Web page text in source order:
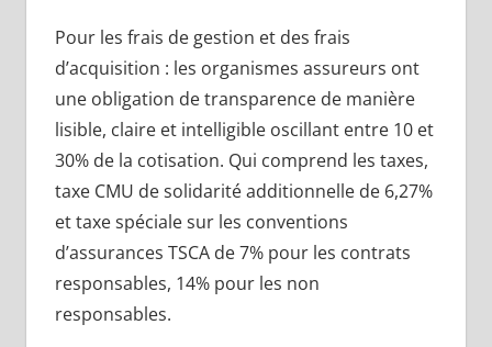
Pour les frais de gestion et des frais
d’acquisition : les organismes assureurs ont
une obligation de transparence de manière
lisible, claire et intelligible oscillant entre 10 et
30% de la cotisation. Qui comprend les taxes,
taxe CMU de solidarité additionnelle de 6,27%
et taxe spéciale sur les conventions
d’assurances TSCA de 7% pour les contrats
responsables, 14% pour les non
responsables.